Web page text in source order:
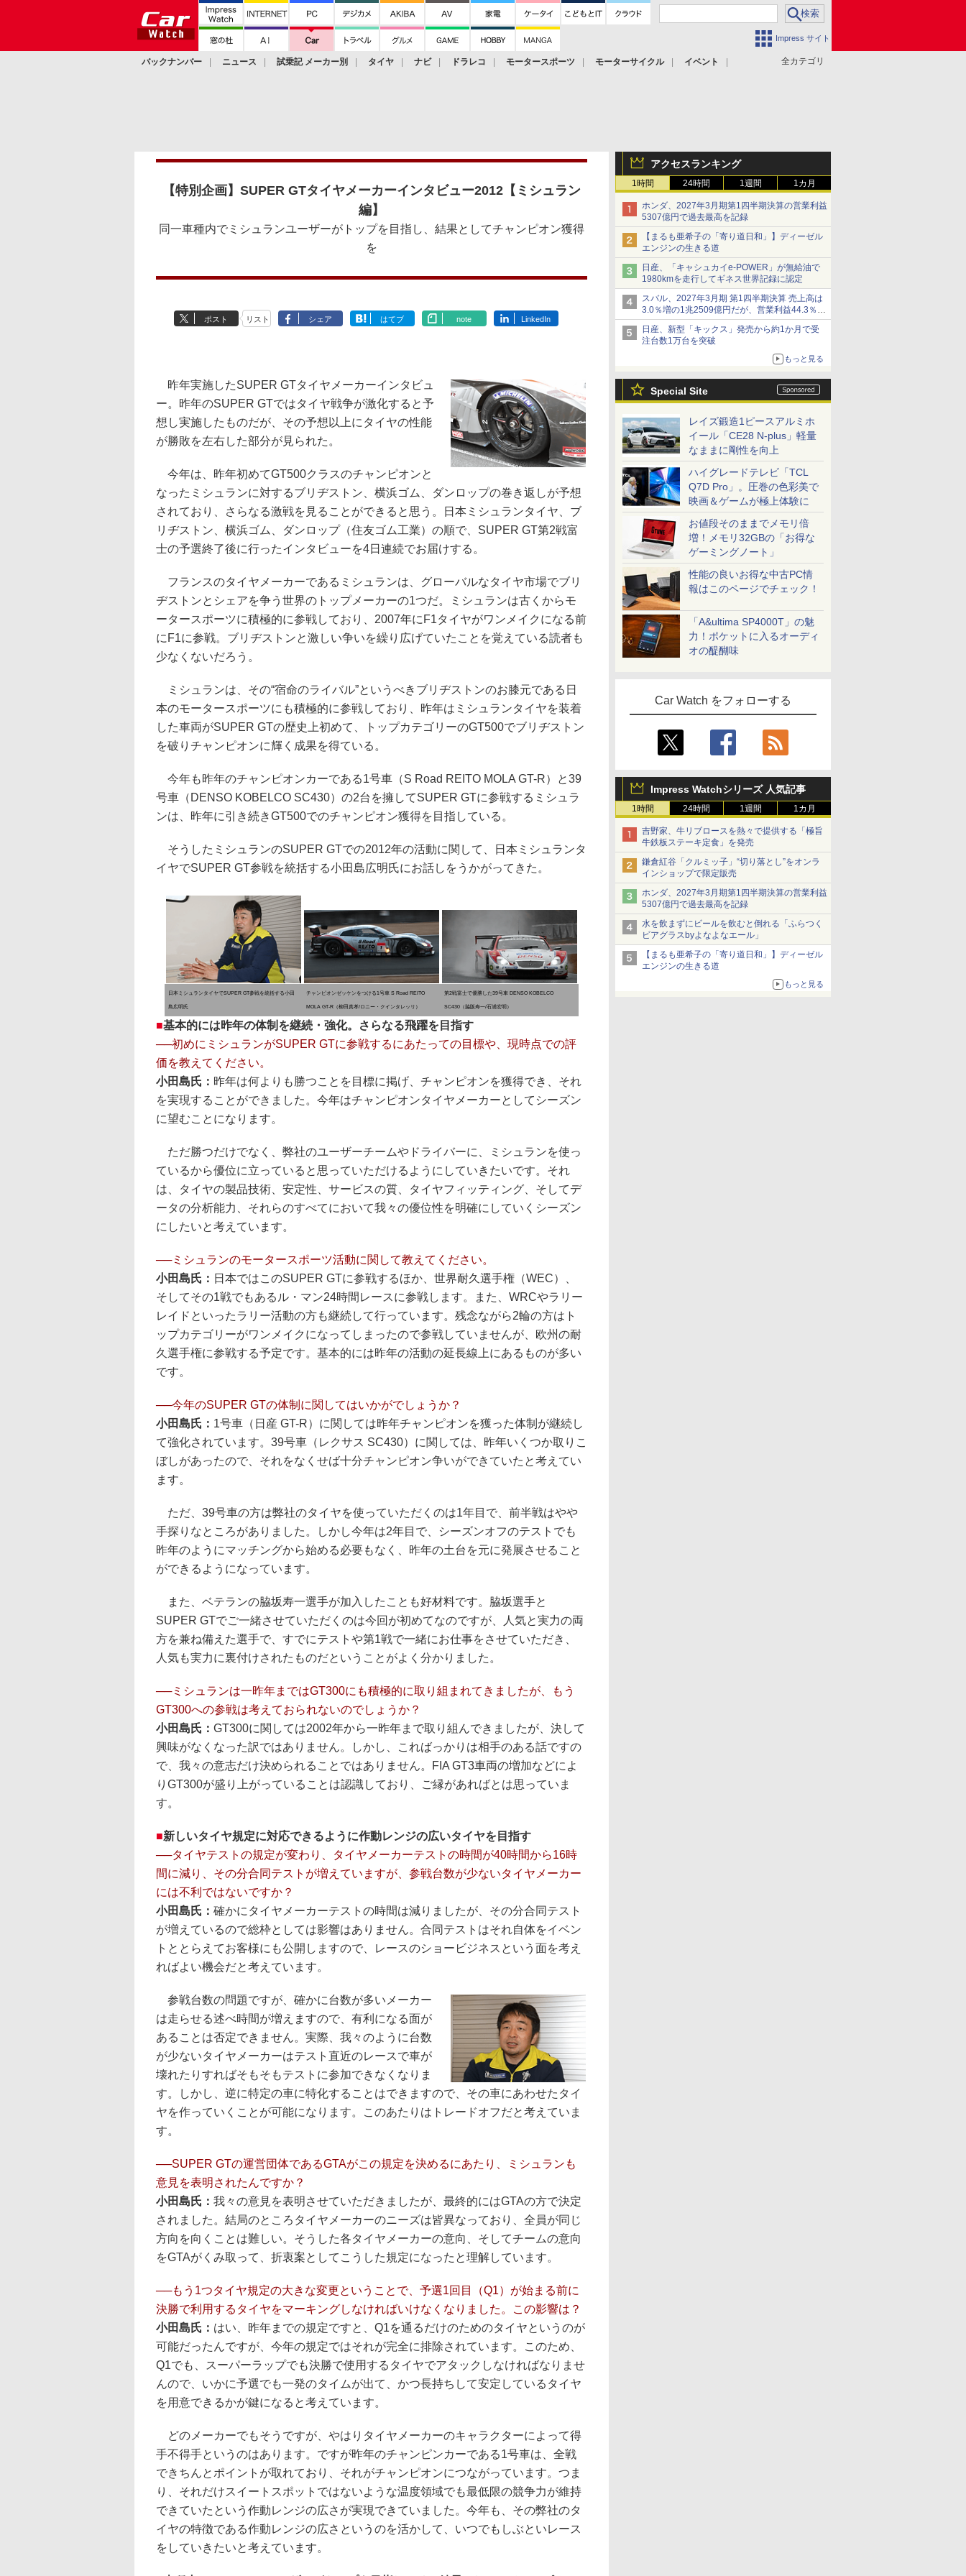
Impress サイト
全カテゴリ
バックナンバー ニュース 試乗記 メーカー別 タイヤ ナビ ドラレコ モータースポーツ モーターサイクル
イベント
アクセスランキング
1時間 24時間 1週間 1カ月
ホンダ、2027年3月期第1四半期決算の営業利益
5307億円で過去最高を記録
【まるも亜希子の「寄り道日和」】ディーゼル
エンジンの生きる道
日産、「キャシュカイe-POWER」が無給油で
1980kmを走行してギネス世界記録に認定
スバル、2027年3月期 第1四半期決算 売上高は
3.0％増の1兆2509億円だが、営業利益44.3％減
の426億円、当期利益10.3％減の492億円で増収
減益
日産、新型「キックス」発売から約1か月で受
注台数1万台を突破
もっと見る
Special Site
レイズ鍛造1ピースアルミホ
イール「CE28 N-plus」軽量
なままに剛性を向上
ハイグレードテレビ「TCL
Q7D Pro」。圧巻の色彩美で
映画＆ゲームが極上体験に
お値段そのままでメモリ倍
増！メモリ32GBの「お得な
ゲーミングノート」
性能の良いお得な中古PC情
報はこのページでチェック！
「A&ultima SP4000T」の魅
力！ポケットに入るオーディ
オの醍醐味
Car Watch をフォローする
Impress Watchシリーズ 人気記事
1時間 24時間 1週間 1カ月
吉野家、牛リブロースを熱々で提供する「極旨
牛鉄板ステーキ定食」を発売
鎌倉紅谷「クルミッ子」“切り落とし”をオンラ
インショップで限定販売
ホンダ、2027年3月期第1四半期決算の営業利益
5307億円で過去最高を記録
水を飲まずにビールを飲むと倒れる「ふらつく
ビアグラスbyよなよなエール」
【まるも亜希子の「寄り道日和」】ディーゼル
エンジンの生きる道
もっと見る
【特別企画】SUPER GTタイヤメーカーインタビュー2012【ミシュラン
編】
同一車種内でミシュランユーザーがトップを目指し、結果としてチャンピオン獲得
を
ポスト リスト シェア はてブ note LinkedIn
昨年実施したSUPER GTタイヤメーカーインタビュ
ー。昨年のSUPER GTではタイヤ戦争が激化すると予
想し実施したものだが、その予想以上にタイヤの性能
が勝敗を左右した部分が見られた。
今年は、昨年初めてGT500クラスのチャンピオンと
なったミシュランに対するブリヂストン、横浜ゴム、ダンロップの巻き返しが予想
されており、さらなる激戦を見ることができると思う。日本ミシュランタイヤ、ブ
リヂストン、横浜ゴム、ダンロップ（住友ゴム工業）の順で、SUPER GT第2戦富
士の予選終了後に行ったインタビューを4日連続でお届けする。
フランスのタイヤメーカーであるミシュランは、グローバルなタイヤ市場でブリ
ヂストンとシェアを争う世界のトップメーカーの1つだ。ミシュランは古くからモ
ータースポーツに積極的に参戦しており、2007年にF1タイヤがワンメイクになる前
にF1に参戦。ブリヂストンと激しい争いを繰り広げていたことを覚えている読者も
少なくないだろう。
ミシュランは、その“宿命のライバル”というべきブリヂストンのお膝元である日
本のモータースポーツにも積極的に参戦しており、昨年はミシュランタイヤを装着
した車両がSUPER GTの歴史上初めて、トップカテゴリーのGT500でブリヂストン
を破りチャンピオンに輝く成果を得ている。
今年も昨年のチャンピオンカーである1号車（S Road REITO MOLA GT-R）と39
号車（DENSO KOBELCO SC430）の2台を擁してSUPER GTに参戦するミシュラ
ンは、昨年に引き続きGT500でのチャンピオン獲得を目指している。
そうしたミシュランのSUPER GTでの2012年の活動に関して、日本ミシュランタ
イヤでSUPER GT参戦を統括する小田島広明氏にお話しをうかがってきた。
日本ミシュランタイヤでSUPER GT参戦を統括する小田
島広明氏
チャンピオンゼッケンをつける1号車 S Road REITO
MOLA GT-R（柳田真孝/ロニー・クインタレッリ）
第2戦富士で優勝した39号車 DENSO KOBELCO
SC430（脇阪寿一/石浦宏明）
■基本的には昨年の体制を継続・強化。さらなる飛躍を目指す
──初めにミシュランがSUPER GTに参戦するにあたっての目標や、現時点での評
価を教えてください。
小田島氏： 昨年は何よりも勝つことを目標に掲げ、チャンピオンを獲得でき、それ
を実現することができました。今年はチャンピオンタイヤメーカーとしてシーズン
に望むことになります。
ただ勝つだけでなく、弊社のユーザーチームやドライバーに、ミシュランを使っ
ているから優位に立っていると思っていただけるようにしていきたいです。それ
は、タイヤの製品技術、安定性、サービスの質、タイヤフィッティング、そしてデ
ータの分析能力、それらのすべてにおいて我々の優位性を明確にしていくシーズン
にしたいと考えています。
──ミシュランのモータースポーツ活動に関して教えてください。
小田島氏： 日本ではこのSUPER GTに参戦するほか、世界耐久選手権（WEC）、
そしてその1戦でもあるル・マン24時間レースに参戦します。また、WRCやラリー
レイドといったラリー活動の方も継続して行っています。残念ながら2輪の方はト
ップカテゴリーがワンメイクになってしまったので参戦していませんが、欧州の耐
久選手権に参戦する予定です。基本的には昨年の活動の延長線上にあるものが多い
です。
──今年のSUPER GTの体制に関してはいかがでしょうか？
小田島氏： 1号車（日産 GT-R）に関しては昨年チャンピオンを獲った体制が継続し
て強化されています。39号車（レクサス SC430）に関しては、昨年いくつか取りこ
ぼしがあったので、それをなくせば十分チャンピオン争いができていたと考えてい
ます。
ただ、39号車の方は弊社のタイヤを使っていただくのは1年目で、前半戦はやや
手探りなところがありました。しかし今年は2年目で、シーズンオフのテストでも
昨年のようにマッチングから始める必要もなく、昨年の土台を元に発展させること
ができるようになっています。
また、ベテランの脇坂寿一選手が加入したことも好材料です。脇坂選手と
SUPER GTでご一緒させていただくのは今回が初めてなのですが、人気と実力の両
方を兼ね備えた選手で、すでにテストや第1戦で一緒にお仕事をさせていただき、
人気も実力に裏付けされたものだということがよく分かりました。
──ミシュランは一昨年まではGT300にも積極的に取り組まれてきましたが、もう
GT300への参戦は考えておられないのでしょうか？
小田島氏： GT300に関しては2002年から一昨年まで取り組んできましたが、決して
興味がなくなった訳ではありません。しかし、こればっかりは相手のある話ですの
で、我々の意志だけ決められることではありません。FIA GT3車両の増加などによ
りGT300が盛り上がっていることは認識しており、ご縁があればとは思っていま
す。
■新しいタイヤ規定に対応できるように作動レンジの広いタイヤを目指す
──タイヤテストの規定が変わり、タイヤメーカーテストの時間が40時間から16時
間に減り、その分合同テストが増えていますが、参戦台数が少ないタイヤメーカー
には不利ではないですか？
小田島氏： 確かにタイヤメーカーテストの時間は減りましたが、その分合同テスト
が増えているので総枠としては影響はありません。合同テストはそれ自体をイベン
トととらえてお客様にも公開しますので、レースのショービジネスという面を考え
ればよい機会だと考えています。
参戦台数の問題ですが、確かに台数が多いメーカー
は走らせる述べ時間が増えますので、有利になる面が
あることは否定できません。実際、我々のように台数
が少ないタイヤメーカーはテスト直近のレースで車が
壊れたりすればそもそもテストに参加できなくなりま
す。しかし、逆に特定の車に特化することはできますので、その車にあわせたタイ
ヤを作っていくことが可能になります。このあたりはトレードオフだと考えていま
す。
──SUPER GTの運営団体であるGTAがこの規定を決めるにあたり、ミシュランも
意見を表明されたんですか？
小田島氏： 我々の意見を表明させていただきましたが、最終的にはGTAの方で決定
されました。結局のところタイヤメーカーのニーズは皆異なっており、全員が同じ
方向を向くことは難しい。そうした各タイヤメーカーの意向、そしてチームの意向
をGTAがくみ取って、折衷案としてこうした規定になったと理解しています。
──もう1つタイヤ規定の大きな変更ということで、予選1回目（Q1）が始まる前に
決勝で利用するタイヤをマーキングしなければいけなくなりました。この影響は？
小田島氏： はい、昨年までの規定ですと、Q1を通るだけのためのタイヤというのが
可能だったんですが、今年の規定ではそれが完全に排除されています。このため、
Q1でも、スーパーラップでも決勝で使用するタイヤでアタックしなければなりませ
んので、いかに予選でも一発のタイムが出て、かつ長持ちして安定しているタイヤ
を用意できるかが鍵になると考えています。
どのメーカーでもそうですが、やはりタイヤメーカーのキャラクターによって得
手不得手というのはあります。ですが昨年のチャンピンカーである1号車は、全戦
できちんとポイントが取れており、それがチャンピオンにつながっています。つま
り、それだけスイートスポットではないような温度領域でも最低限の競争力が維持
できていたという作動レンジの広さが実現できていました。今年も、その弊社のタ
イヤの特徴である作動レンジの広さというのを活かして、いつでもしぶといレース
をしていきたいと考えています。